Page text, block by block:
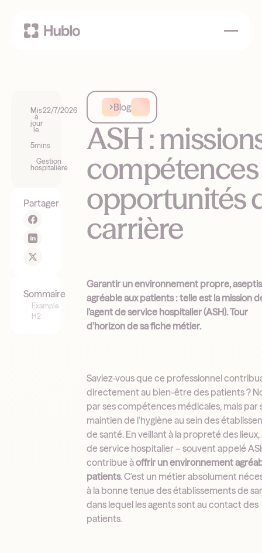
Mis
à
jour
le
22/7/2026
5mins
Gestion
hospitalière
Partager
Sommaire
Example
H2
Blog
ASH :
opportunités
carrière
Garantir un environnement propre,
agréable aux patients : telle est la mission
l’agent de service hospitalier (ASH). Tour
d’horizon de sa fiche métier.
Saviez-vous que ce professionnel
directement au bien-être des patients ?
par ses compétences médicales, mais par
maintien de l’hygiène au sein des
de santé. En veillant à la propreté des lieux,
de service hospitalier – souvent appelé
contribue àoffrir un environnement
patients. C’est un métier absolument
à la bonne tenue des établissements de
dans lequel les agents sont au contact des
patients.